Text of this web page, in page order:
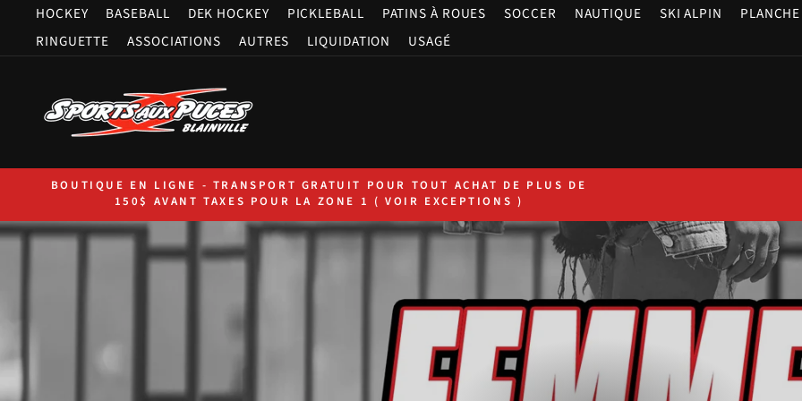
Passer au contenu
HOCKEY BASEBALL DEK HOCKEY PICKLEBALL PATINS À ROUES SOCCER NAUTIQUE SKI ALPIN
RINGUETTE
ASSOCIATIONS AUTRES LIQUIDATION USAGÉ
BOUTIQUE EN LIGNE - TRANSPORT GRATUIT POUR TOUT ACHAT DE PLUS DE
150$ AVANT TAXES POUR LA ZONE 1 ( VOIR EXCEPTIONS )